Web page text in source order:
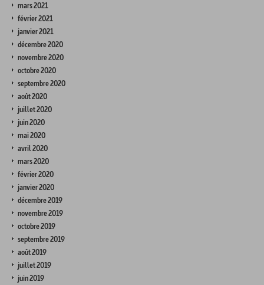
mars 2021
février 2021
janvier 2021
décembre 2020
novembre 2020
octobre 2020
septembre 2020
août 2020
juillet 2020
juin 2020
mai 2020
avril 2020
mars 2020
février 2020
janvier 2020
décembre 2019
novembre 2019
octobre 2019
septembre 2019
août 2019
juillet 2019
juin 2019